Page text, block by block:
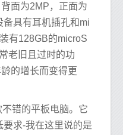
面为2MP，正面为
备具有耳机插孔和mi
有128GB的microS
老旧且过时的功
的增长而变得更
错的平板电脑。它
求-我在这里说的是